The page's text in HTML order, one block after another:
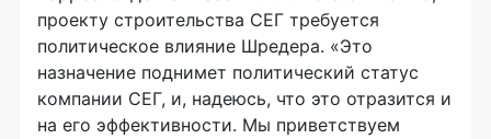
проекту строительства СЕГ требуется
политическое влияние Шредера. «Это
назначение поднимет политический статус
компании СЕГ, и, надеюсь, что это отразится и
на его эффективности. Мы приветствуем